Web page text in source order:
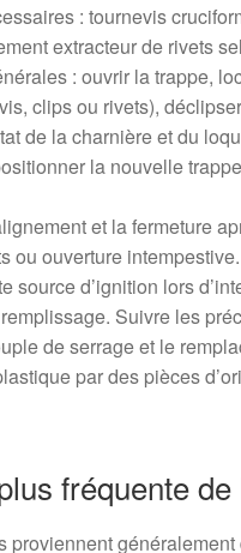
: tournevis
extracteur de rivets
: ouvrir la trappe,
clips ou rivets),
de la charnière et du
la nouvelle
et la fermeture
ou ouverture intempestive.
source d’ignition lors
Suivre les
de serrage et le
par des pièces
fréquente
proviennent généralement